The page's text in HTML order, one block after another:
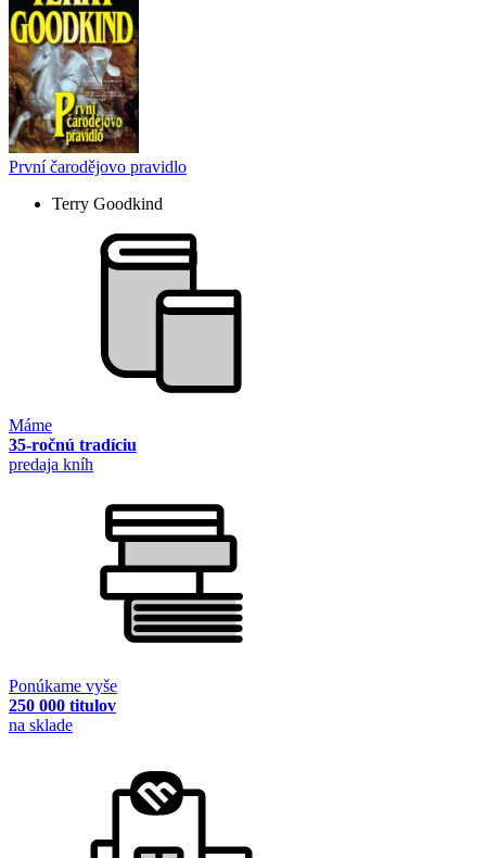
První čarodějovo pravidlo
Terry Goodkind
Máme
35-ročnú tradíciu
predaja kníh
Ponúkame vyše
250 000 titulov
na sklade